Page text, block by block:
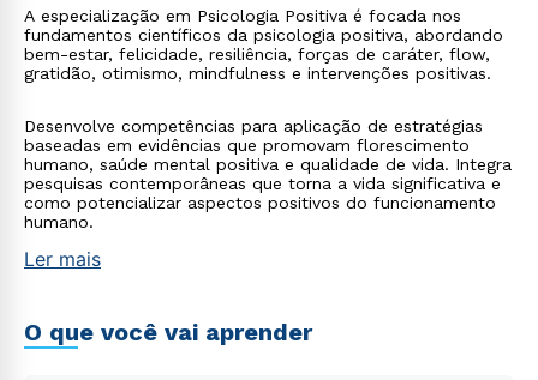
A especialização em Psicologia Positiva é focada nos
fundamentos científicos da psicologia positiva, abordando
bem-estar, felicidade, resiliência, forças de caráter, flow,
gratidão, otimismo, mindfulness e intervenções positivas.
Desenvolve competências para aplicação de estratégias
baseadas em evidências que promovam florescimento
humano, saúde mental positiva e qualidade de vida. Integra
pesquisas contemporâneas que torna a vida significativa e
como potencializar aspectos positivos do funcionamento
humano.
Ler mais
O que você vai aprender